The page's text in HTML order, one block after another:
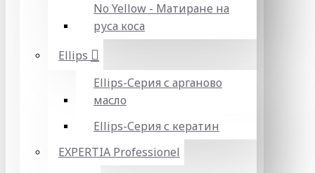
No Yellow - Матиране на
руса коса
Ellips
Ellips-Серия с арганово
масло
Ellips-Серия с кератин
EXPERTIA Professionel